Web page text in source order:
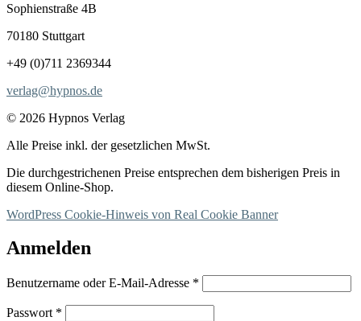
Sophienstraße 4B
70180 Stuttgart
+49 (0)711 2369344
verlag@hypnos.de
© 2026 Hypnos Verlag
Alle Preise inkl. der gesetzlichen MwSt.
Die durchgestrichenen Preise entsprechen dem bisherigen Preis in
diesem Online-Shop.
WordPress Cookie-Hinweis von Real Cookie Banner
Anmelden
Benutzername oder E-Mail-Adresse *
Passwort *